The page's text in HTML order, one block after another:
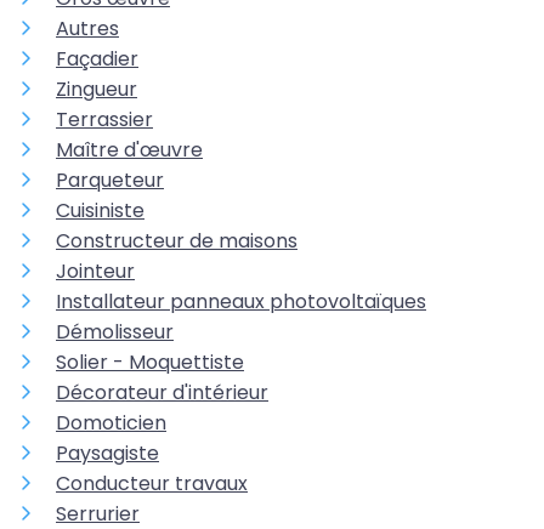
Autres
Façadier
Zingueur
Terrassier
Maître d'œuvre
Parqueteur
Cuisiniste
Constructeur de maisons
Jointeur
Installateur panneaux photovoltaïques
Démolisseur
Solier - Moquettiste
Décorateur d'intérieur
Domoticien
Paysagiste
Conducteur travaux
Serrurier